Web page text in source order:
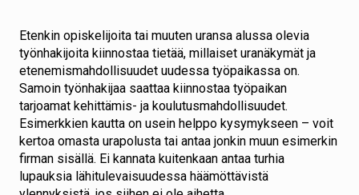
Etenkin opiskelijoita tai muuten uransa alussa olevia
työnhakijoita kiinnostaa tietää, millaiset uranäkymät ja
etenemismahdollisuudet uudessa työpaikassa on.
Samoin työnhakijaa saattaa kiinnostaa työpaikan
tarjoamat kehittämis- ja koulutusmahdollisuudet.
Esimerkkien kautta on usein helppo kysymykseen – voit
kertoa omasta urapolusta tai antaa jonkin muun esimerkin
firman sisällä. Ei kannata kuitenkaan antaa turhia
lupauksia lähitulevaisuudessa häämöttävistä